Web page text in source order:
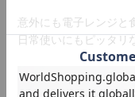
意外にも電子レンジと
日常使いにもピッタリ